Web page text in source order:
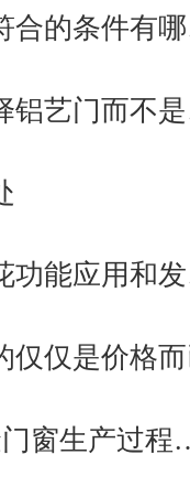
合的条件有
铝艺门而不
功能应用和
仅仅是价格
窗生产过